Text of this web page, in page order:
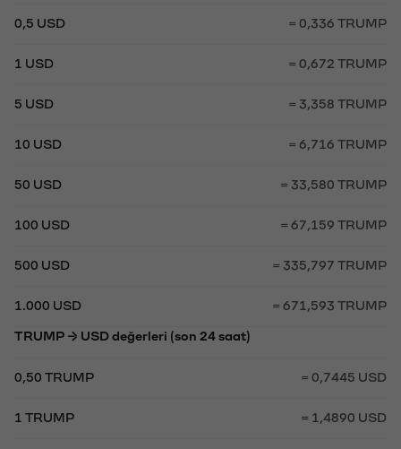
0,5 USD = 0,336 TRUMP
1 USD = 0,672 TRUMP
5 USD = 3,358 TRUMP
10 USD = 6,716 TRUMP
50 USD = 33,580 TRUMP
100 USD = 67,159 TRUMP
500 USD = 335,797 TRUMP
1.000 USD = 671,593 TRUMP
TRUMP → USD değerleri (son 24 saat)
0,50 TRUMP = 0,7445 USD
1 TRUMP = 1,4890 USD